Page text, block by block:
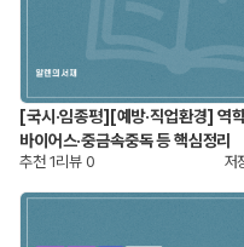
[국시·임종평][예방·직업환경] 역
바이어스·중금속중독 등 핵심정리
추천 1리뷰 0 저